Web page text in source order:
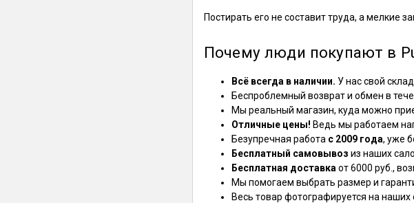
Постирать его не составит труда, а мелкие
Почему люди покупают в
Всё всегда в наличии. У нас свой
Беспроблемный возврат и обмен в
Мы реальный магазин, куда можно
Отличные цены! Ведь мы работаем
Безупречная работа с 2009 года, уже
Бесплатный самовывоз из наших
Бесплатная доставка от 6000 руб.,
Мы помогаем выбрать размер и
Весь товар фотографируется на